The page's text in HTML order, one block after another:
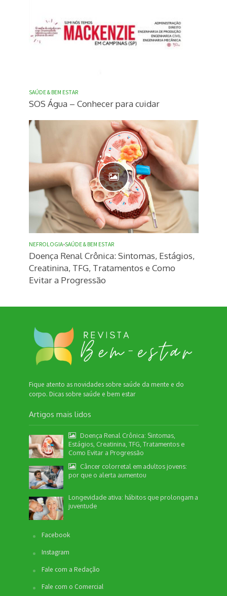
SAÚDE & BEM ESTAR
SOS Água – Conhecer para cuidar
NEFROLOGIA•SAÚDE & BEM ESTAR
Doença Renal Crônica: Sintomas, Estágios,
Creatinina, TFG, Tratamentos e Como
Evitar a Progressão
Fique atento as novidades sobre saúde da mente e do
corpo. Dicas sobre saúde e bem estar
Artigos mais lidos
Doença Renal Crônica: Sintomas,
Estágios, Creatinina, TFG, Tratamentos e
Como Evitar a Progressão
Câncer colorretal em adultos jovens:
por que o alerta aumentou
Longevidade ativa: hábitos que prolongam a
juventude
Facebook
Instagram
Fale com a Redação
Fale com o Comercial